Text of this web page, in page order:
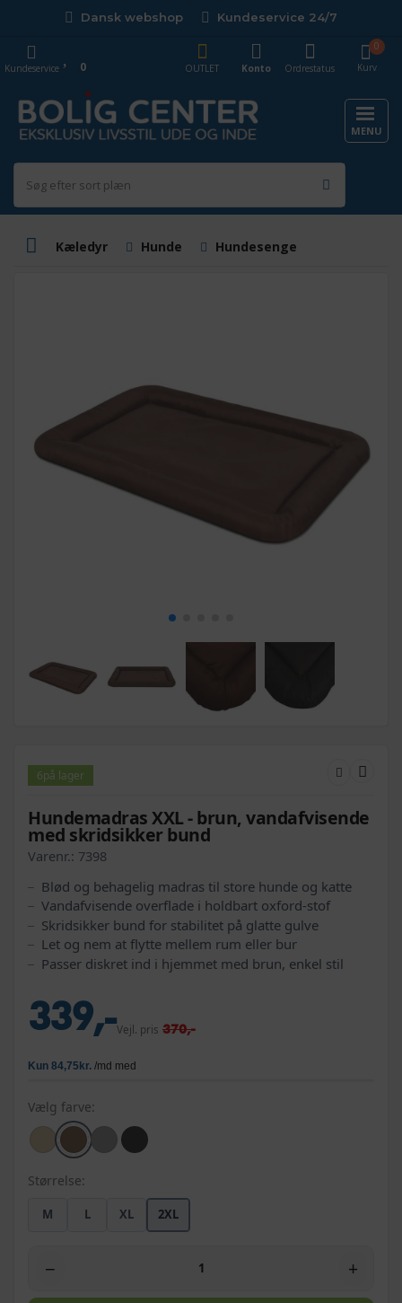
Dansk webshop Kundeservice 24/7
Kurv
0
OUTLET
Konto Ordrestatus
Kundeservice 0
MENU
Kæledyr Hunde Hundesenge
6på lager
Hundemadras XXL - brun, vandafvisende
med skridsikker bund
Varenr.: 7398
Blød og behagelig madras til store hunde og katte
Vandafvisende overflade i holdbart oxford-stof
Skridsikker bund for stabilitet på glatte gulve
Let og nem at flytte mellem rum eller bur
Passer diskret ind i hjemmet med brun, enkel stil
339,-Vejl. pris 370,-
Vælg farve:
Størrelse:
M L XL 2XL
− +